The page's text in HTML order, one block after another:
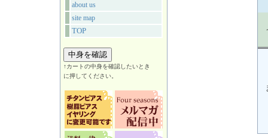
about us
site map
TOP
↑カートの中身を確認したいとき
に押してください。